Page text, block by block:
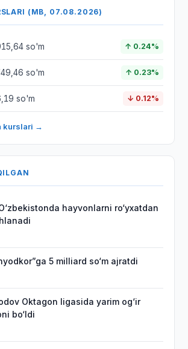
(MB, 07.08.2026)
so'm ↑ 0.24%
so'm ↑ 0.23%
so'm ↓ 0.12%
kurslari →
hayvonlarni ro‘yxatdan
5 milliard so‘m ajratdi
Oktagon ligasida yarim og‘ir
bo‘ldi